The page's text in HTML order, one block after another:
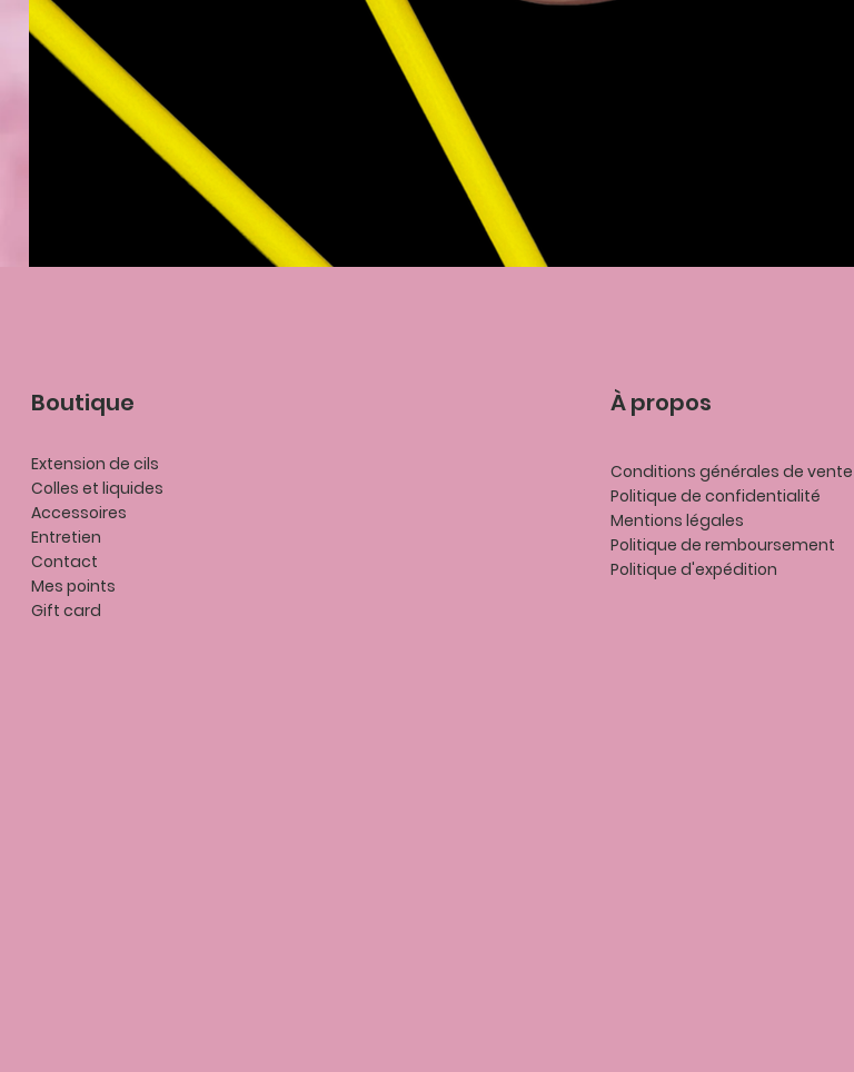
Boutique
Extension de cils
Colles et liquides
Accessoires
Entretien
Contact
Mes points
Gift card
À propos
Conditions générales de vente
Politique de confidentialité
Mentions légales
Politique de remboursement
Politique d'expédition